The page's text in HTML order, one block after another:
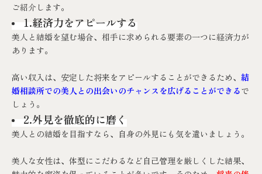
ご紹介します。
1.経済力をアピールする
美人と結婚を望む場合、相手に求められる要素の一つに経済力が
あります。
高い収入は、安定した将来をアピールすることができるため、 結
婚相談所での美人との出会いのチャンスを広げることができるで
しょう。
2.外見を徹底的に磨く
美人との結婚を目指すなら、自身の外見にも気を遣いましょう。
美人な女性は、体型にこだわるなど自己管理を厳しくした結果、